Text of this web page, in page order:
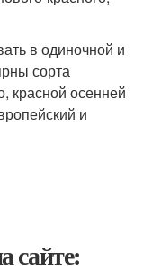
в одиночной и
сорта
красной осенней
и
сайте: